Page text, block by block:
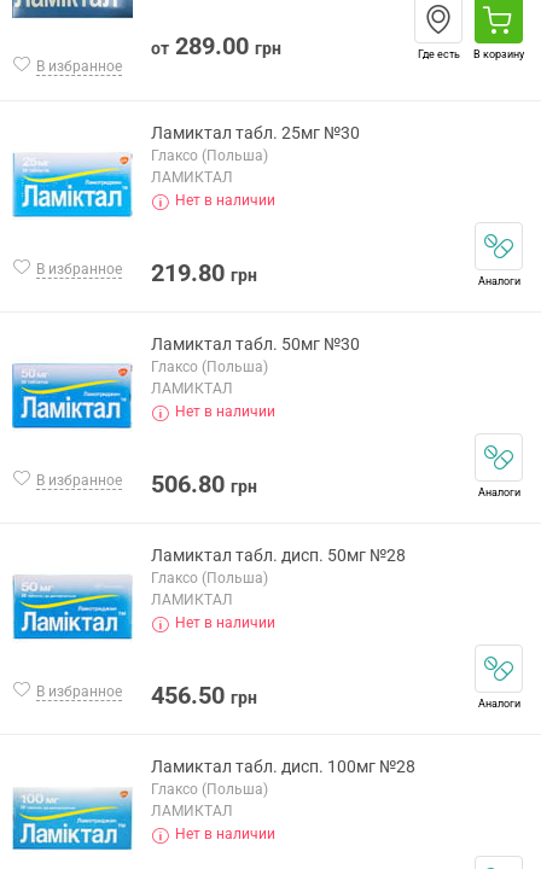
В избранное
от 289.00 грн Где есть В корзину
В избранное
Ламиктал табл. 25мг №30
Глаксо (Польша)
ЛАМИКТАЛ
Нет в наличии
219.80 грн Аналоги
В избранное
Ламиктал табл. 50мг №30
Глаксо (Польша)
ЛАМИКТАЛ
Нет в наличии
506.80 грн Аналоги
В избранное
Ламиктал табл. дисп. 50мг №28
Глаксо (Польша)
ЛАМИКТАЛ
Нет в наличии
456.50 грн Аналоги
Ламиктал табл. дисп. 100мг №28
Глаксо (Польша)
ЛАМИКТАЛ
Нет в наличии